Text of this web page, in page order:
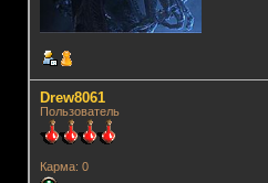
Drew8061
Пользователь
Карма: 0